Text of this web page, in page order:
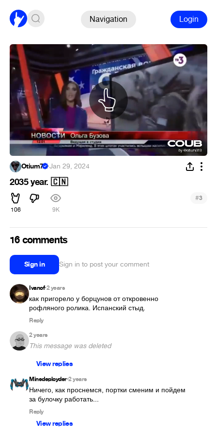
Navigation Login
Otium7 ·Jan 29, 2024
2035 year. 🇨🇳
106 9K
#3
16 comments
Sign in Sign in to post your comment
Ivanof•2 years
как пригорело у борцунов от откровенно
рофляного ролика. Испанский стыд.
Reply
2 years
This message was deleted
View replies
Minedeployder•2 years
Ничего, как проснемся, портки сменим и пойдем
за булочку работать...
Reply
View replies